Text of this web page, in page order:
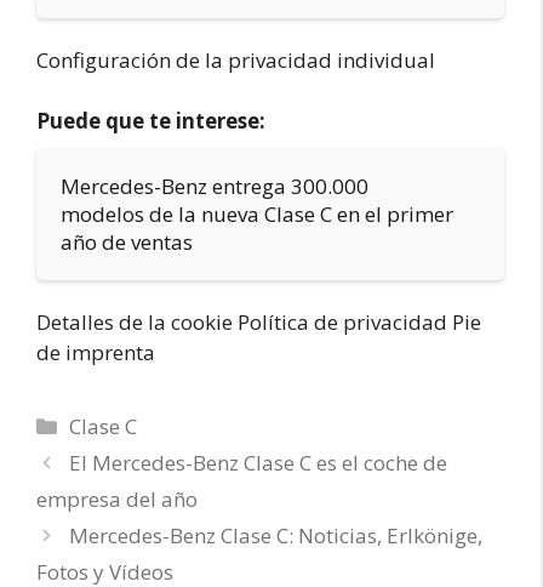
Configuración de la privacidad individual
Puede que te interese:
Mercedes-Benz entrega 300.000
modelos de la nueva Clase C en el primer
año de ventas
Detalles de la cookie Política de privacidad Pie
de imprenta
Categorías
Clase C
El Mercedes-Benz Clase C es el coche de
empresa del año
Mercedes-Benz Clase C: Noticias, Erlkönige,
Fotos y Vídeos